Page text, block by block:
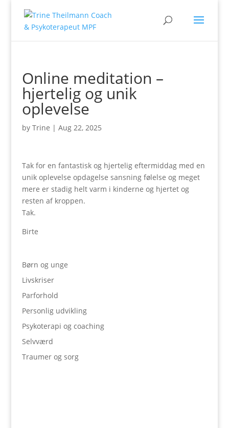
Online meditation –
hjertelig og unik
oplevelse
by Trine | Aug 22, 2025
Tak for en fantastisk og hjertelig eftermiddag med en
unik oplevelse opdagelse sansning følelse og meget
mere er stadig helt varm i kinderne og hjertet og
resten af kroppen.
Tak.
Birte
Børn og unge
Livskriser
Parforhold
Personlig udvikling
Psykoterapi og coaching
Selvværd
Traumer og sorg